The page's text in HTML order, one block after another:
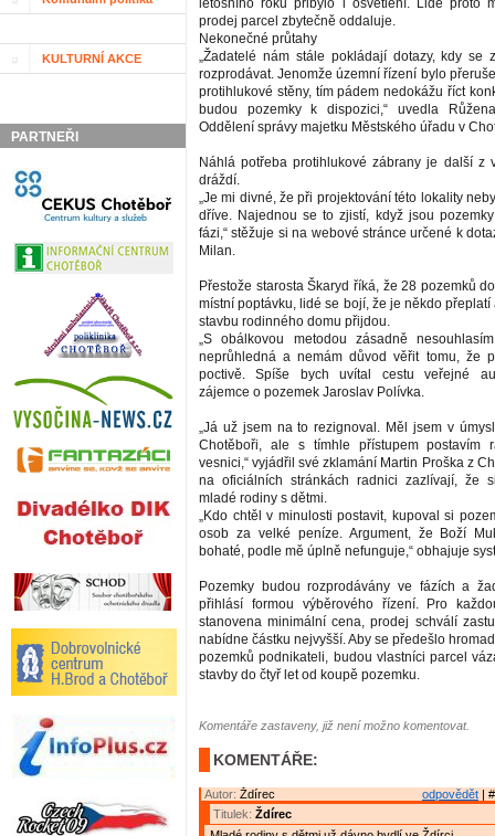
KULTURNÍ AKCE
PARTNEŘI
letošního roku přibylo i osvětlení. Lidé proto
prodej parcel zbytečně oddaluje.
Nekonečné průtahy
„Žadatelé nám stále pokládají dotazy, kdy se
rozprodávat. Jenomže územní řízení bylo
protihlukové stěny, tím pádem nedokážu říct
budou pozemky k dispozici,“ uvedla
Oddělení správy majetku Městského úřadu v
Náhlá potřeba protihlukové zábrany je další z
dráždí.
„Je mi divné, že při projektování této lokality
dříve. Najednou se to zjistí, když jsou
fázi,“ stěžuje si na webové stránce určené k
Milan.
Přestože starosta Škaryd říká, že 28 pozemků
místní poptávku, lidé se bojí, že je někdo přeplatí
stavbu rodinného domu přijdou.
„S obálkovou metodou zásadně
neprůhledná a nemám důvod věřit tomu, že
poctivě. Spíše bych uvítal cestu veřejné
zájemce o pozemek Jaroslav Polívka.
„Já už jsem na to rezignoval. Měl jsem v
Chotěboři, ale s tímhle přístupem postavím
vesnici,“ vyjádřil své zklamání Martin Proška z
na oficiálních stránkách radnici zazlívají, že
mladé rodiny s dětmi.
„Kdo chtěl v minulosti postavit, kupoval si
osob za velké peníze. Argument, že Boží
bohaté, podle mě úplně nefunguje,“ obhajuje
Pozemky budou rozprodávány ve fázích a
přihlásí formou výběrového řízení. Pro
stanovena minimální cena, prodej schválí
nabídne částku nejvyšší. Aby se předešlo
pozemků podnikateli, budou vlastníci parcel
stavby do čtyř let od koupě pozemku.
Komentáře zastaveny, již není možno komentovat.
KOMENTÁŘE:
odpovědět |
Autor: Ždírec
Titulek: Ždírec